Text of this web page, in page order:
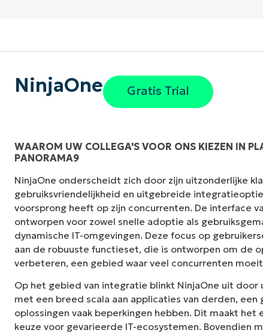
NinjaOne Gratis Trial
WAAROM UW COLLEGA'S VOOR ONS KIEZEN IN
PANORAMA9
NinjaOne onderscheidt zich door zijn uitzonderlijke
gebruiksvriendelijkheid en uitgebreide
voorsprong heeft op zijn concurrenten. De interface
ontworpen voor zowel snelle adoptie als
dynamische IT-omgevingen. Deze focus op
aan de robuuste functieset, die is ontworpen om de
verbeteren, een gebied waar veel concurrenten
Op het gebied van integratie blinkt NinjaOne uit
met een breed scala aan applicaties van derden, een
oplossingen vaak beperkingen hebben. Dit maakt het
keuze voor gevarieerde IT-ecosystemen. Bovendien
"NinjaOne is ongelofelijk
interface met krachtige back-end functies.
installatie of moeilijk te beheren
duidelijk gelabeld, gemakkelijk te
te navigeren."
Ryan Reiffenberger
Reiffenberger.NET Technologie